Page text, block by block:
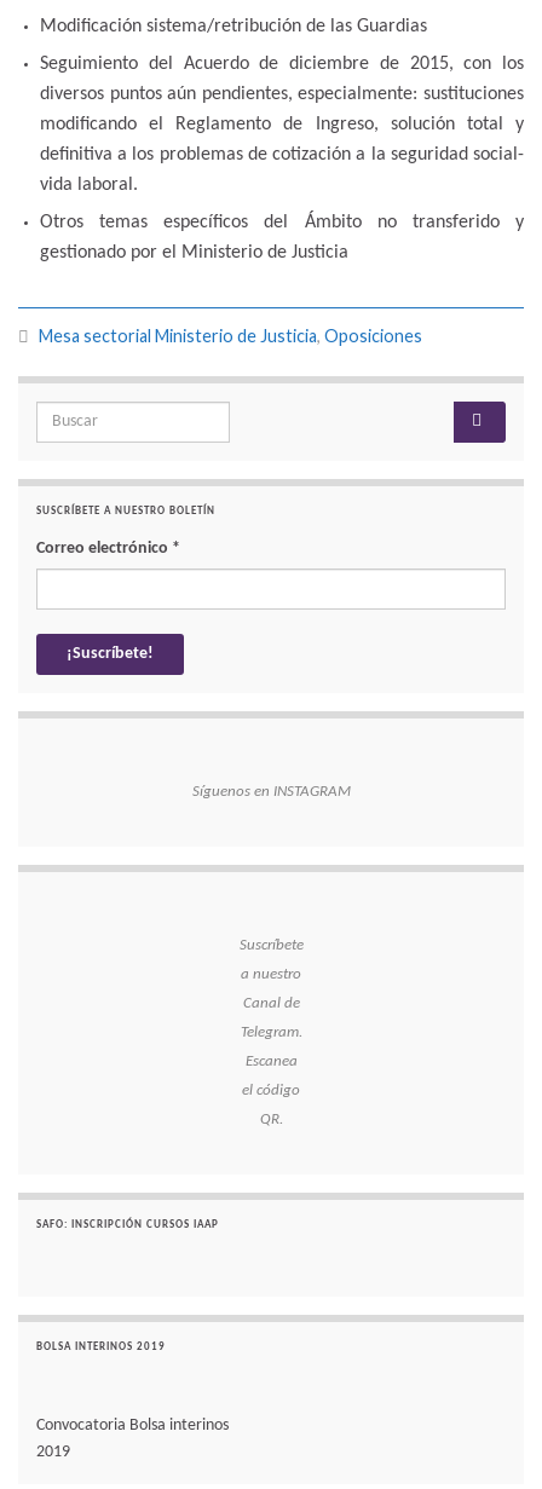
Modificación sistema/retribución de las Guardias
Seguimiento del Acuerdo de diciembre de 2015, con los
diversos puntos aún pendientes, especialmente: sustituciones
modificando el Reglamento de Ingreso, solución total y
definitiva a los problemas de cotización a la seguridad social-
vida laboral.
Otros temas específicos del Ámbito no transferido y
gestionado por el Ministerio de Justicia
Mesa sectorial Ministerio de Justicia, Oposiciones
Search for:
SUSCRÍBETE A NUESTRO BOLETÍN
Correo electrónico *
Síguenos en INSTAGRAM
Suscríbete
a nuestro
Canal de
Telegram.
Escanea
el código
QR.
SAFO: INSCRIPCIÓN CURSOS IAAP
BOLSA INTERINOS 2019
Convocatoria Bolsa interinos
2019